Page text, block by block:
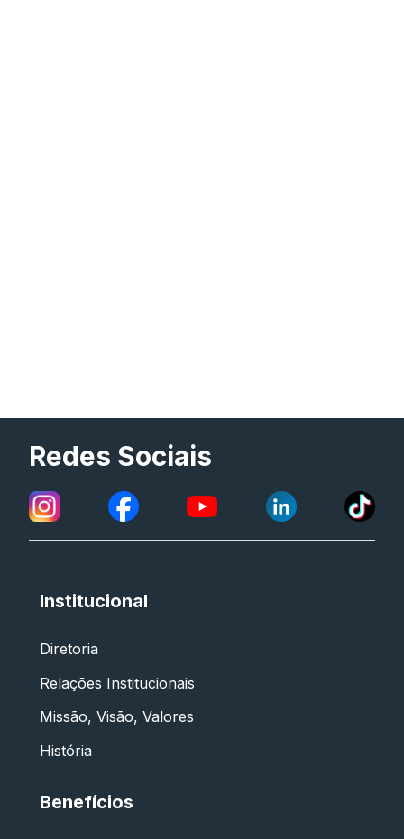
Redes Sociais
Institucional
Diretoria
Relações Institucionais
Missão, Visão, Valores
História
Benefícios